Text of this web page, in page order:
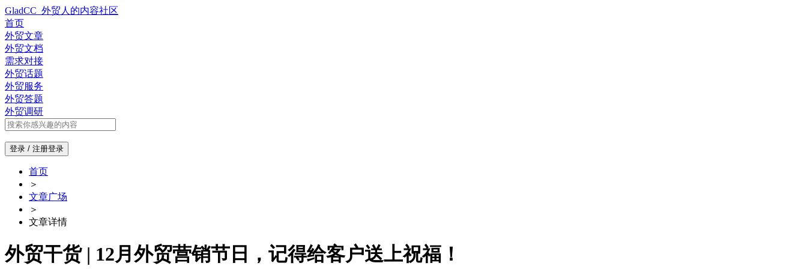
GladCC_外贸人的内容社区
首页
外贸文章
外贸文档
需求对接
外贸话题
外贸服务
外贸答题
外贸调研
登录 / 注册登录
首页
＞
文章广场
＞
文章详情
外贸干货 | 12月外贸营销节日，记得给客户送上祝福！